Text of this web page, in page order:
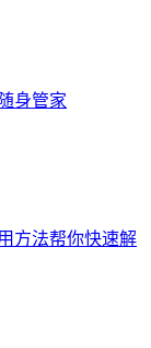
身管家
方法帮你快速解